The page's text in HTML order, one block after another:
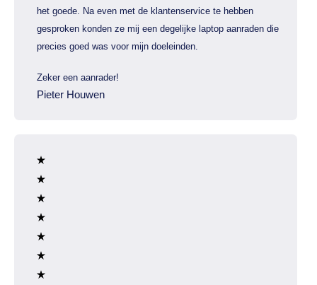
het goede. Na even met de klantenservice te hebben
gesproken konden ze mij een degelijke laptop aanraden die
precies goed was voor mijn doeleinden.
Zeker een aanrader!
Pieter Houwen